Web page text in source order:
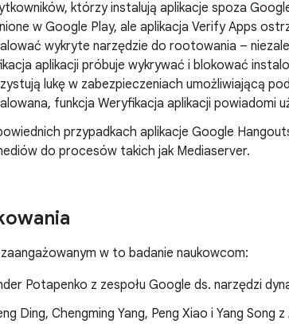
którzy instalują aplikacje spoza
w Google Play, ale aplikacja Verify Apps
wykryte narzędzie do rootowania –
aplikacji próbuje wykrywać i blokować
lukę w zabezpieczeniach umożliwiającą
funkcja Weryfikacja aplikacji powiadomi
przypadkach aplikacje Google
do procesów takich jak Mediaserver.
w to badanie naukowcom:
Potapenko z zespołu Google ds. narzędzi
Ding, Chengming Yang, Peng Xiao i Yang